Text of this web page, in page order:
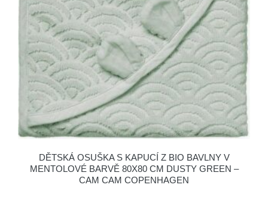
DĚTSKÁ OSUŠKA S KAPUCÍ Z BIO BAVLNY V
MENTOLOVÉ BARVĚ 80X80 CM DUSTY GREEN –
CAM CAM COPENHAGEN